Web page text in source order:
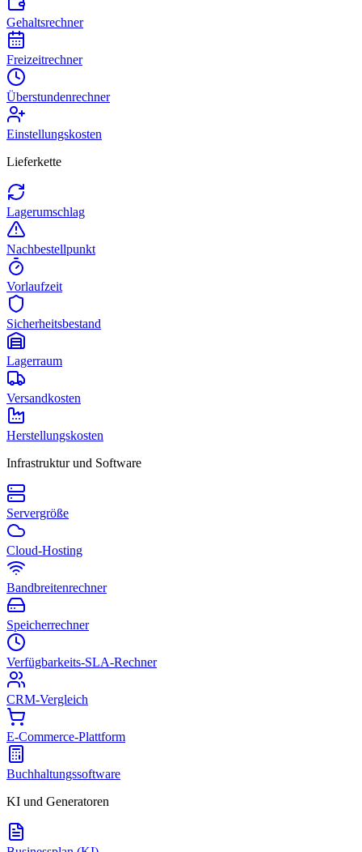
Gehaltsrechner
Freizeitrechner
Überstundenrechner
Einstellungskosten
Lieferkette
Lagerumschlag
Nachbestellpunkt
Vorlaufzeit
Sicherheitsbestand
Lagerraum
Versandkosten
Herstellungskosten
Infrastruktur und Software
Servergröße
Cloud-Hosting
Bandbreitenrechner
Speicherrechner
Verfügbarkeits-SLA-Rechner
CRM-Vergleich
E-Commerce-Plattform
Buchhaltungssoftware
KI und Generatoren